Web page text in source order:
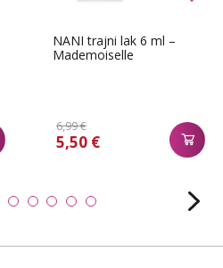
NANI trajni lak 6 ml –
Mademoiselle
6,99 €
5,50 €